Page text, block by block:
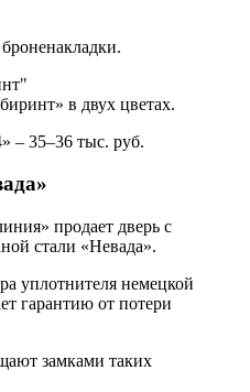
в двух цветах.
– 35–36 тыс. руб.
продает дверь с
стали «Невада».
уплотнителя немецкой
гарантию от потери
замками таких